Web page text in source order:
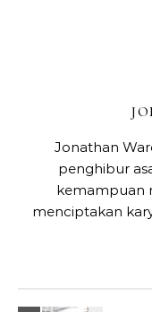
Jonathan
penghibur
kemampuan
menciptakan